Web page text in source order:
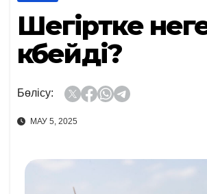
Шегіртке
көбейді?
Бөлісу:
МАУ 5, 2025